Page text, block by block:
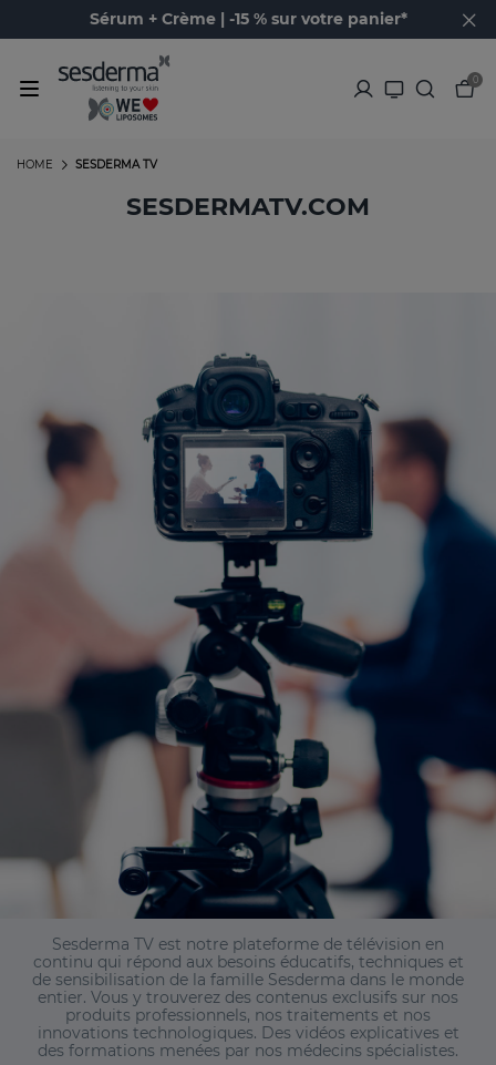
Sérum + Crème | -15 % sur votre panier*
0
SESDERMA TV
HOME
SESDERMATV.COM
Sesderma TV est notre plateforme de télévision en
continu qui répond aux besoins éducatifs, techniques et
de sensibilisation de la famille Sesderma dans le monde
entier. Vous y trouverez des contenus exclusifs sur nos
produits professionnels, nos traitements et nos
innovations technologiques. Des vidéos explicatives et
des formations menées par nos médecins spécialistes.